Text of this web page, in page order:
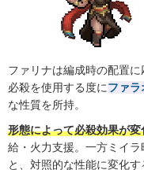
ファリナは編成時の配置
必殺を使用する度にファラ
な性質を所持。
形態によって必殺効果が変
給・火力支援。一方ミイ
と、対照的な性能に変化す